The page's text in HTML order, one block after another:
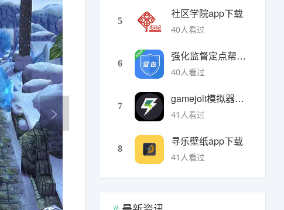
5
社区学院app下载
40人看过
6
强化监督定点帮扶下载
40人看过
7
gamejolt模拟器下载
41人看过
8
寻乐壁纸app下载
41人看过